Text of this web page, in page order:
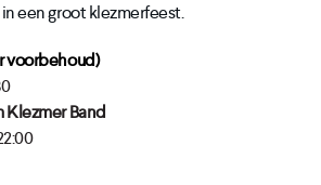
een groot klezmerfeest.
voorbehoud)
Band